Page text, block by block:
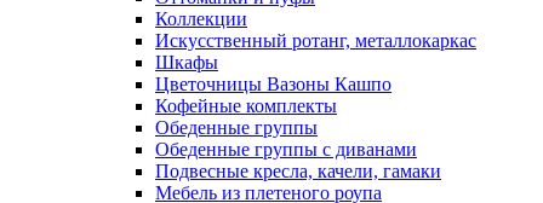
Коллекции
Искусственный ротанг, металлокаркас
Шкафы
Цветочницы Вазоны Кашпо
Кофейные комплекты
Обеденные группы
Обеденные группы с диванами
Подвесные кресла, качели, гамаки
Мебель из плетеного роупа